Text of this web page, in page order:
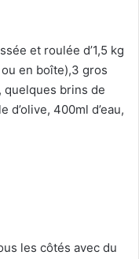
et roulée d’1,5 kg
en boîte),3 gros
quelques brins de
d’olive, 400ml d’eau,
les côtés avec du